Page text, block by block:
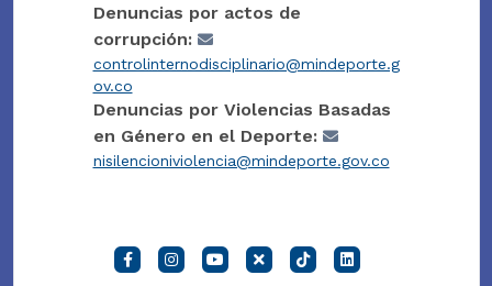
Denuncias por actos de
corrupción:
controlinternodisciplinario@mindeporte.g
ov.co
Denuncias por Violencias Basadas
en Género en el Deporte:
nisilencioniviolencia@mindeporte.gov.co